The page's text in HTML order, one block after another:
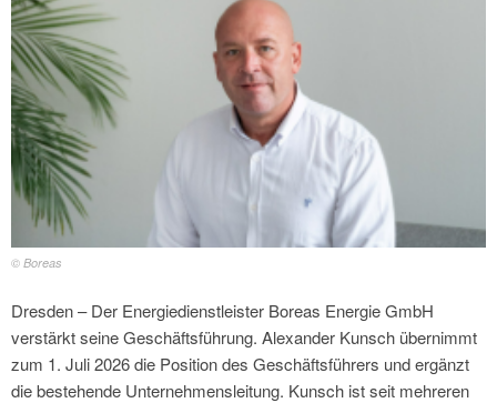
© Boreas
Dresden – Der Energiedienstleister Boreas Energie GmbH
verstärkt seine Geschäftsführung. Alexander Kunsch übernimmt
zum 1. Juli 2026 die Position des Geschäftsführers und ergänzt
die bestehende Unternehmensleitung. Kunsch ist seit mehreren